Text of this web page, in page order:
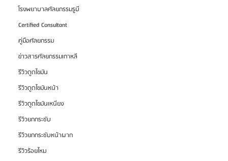
โรงพยาบาลศัลยกรรมรูบี
Certified Consultant
คู่มือศัลยกรรม
ข่าวสารศัลยกรรมเกาหลี
รีวิวดูดไขมัน
รีวิวดูดไขมันหน้า
รีวิวดูดไขมันเหนียง
รีวิวยกกระชับ
รีวิวยกกระชับหน้าผาก
รีวิวร้อยไหม